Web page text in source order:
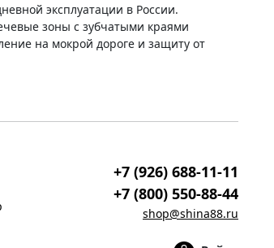
эксплуатации в России.
зоны с зубчатыми краями
на мокрой дороге и защиту от
+7 (926) 688-11-11
+7 (800) 550-88-44
shop@shina88.ru